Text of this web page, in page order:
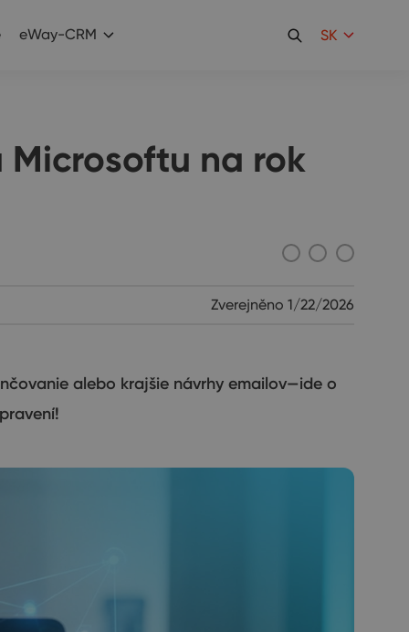
eWay-CRM SK
na rok
Zverejněno 1/22/2026
alebo krajšie návrhy emailov—ide o